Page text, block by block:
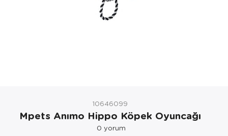
10646099
Mpets Anımo Hippo Köpek Oyuncağı
0 yorum